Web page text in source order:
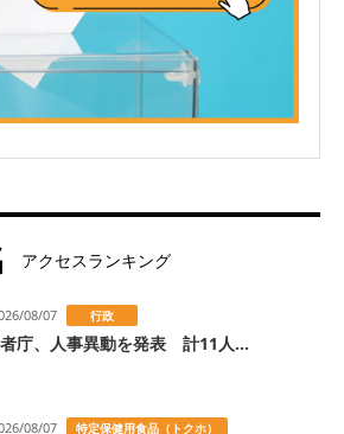
アクセスランキング
08/07 行政
庁、人事異動を発表 計11人...
08/07 特定保健用食品（トクホ）